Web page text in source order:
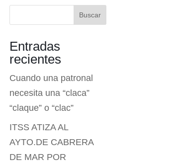
Buscar
Entradas
recientes
Cuando una patronal
necesita una “claca”
“claque” o “clac”
ITSS ATIZA AL
AYTO.DE CABRERA
DE MAR POR